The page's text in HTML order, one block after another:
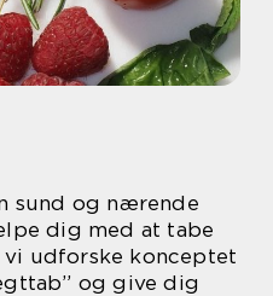
sund og nærende
dig med at tabe
udforske konceptet
og give dig